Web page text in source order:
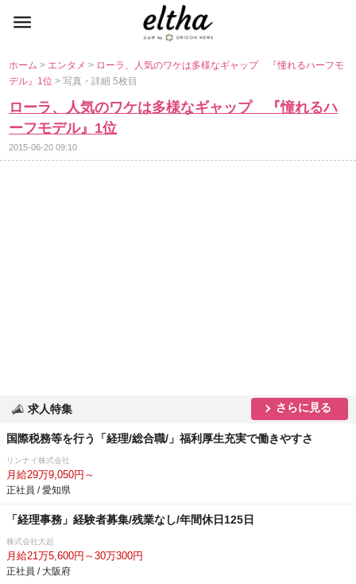
ホーム> エンタメ> ローラ、人気のワケは多様なギャップ 『憧れるハーフモ
デル』1位> 写真・詳細 5枚目
ローラ、人気のワケは多様なギャップ 『憧れるハ
ーフモデル』1位
2015-06-20 09:10
求人特集 さらに見る
国際税務等を行う「経理/総合職/」福利厚生充実で働きやすさ
リンナイ株式会社
月給29万9,050円～
正社員 / 愛知県
「経理事務」経験者募集/残業なし/年間休日125日
株式会社大起
月給21万5,600円～30万300円
正社員 / 大阪府